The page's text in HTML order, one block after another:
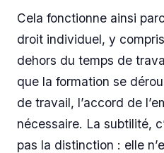
Cela fonctionne ainsi
droit individuel, y
dehors du temps de
que la formation se
de travail, l’accord de
nécessaire. La subtilité,
pas la distinction : elle